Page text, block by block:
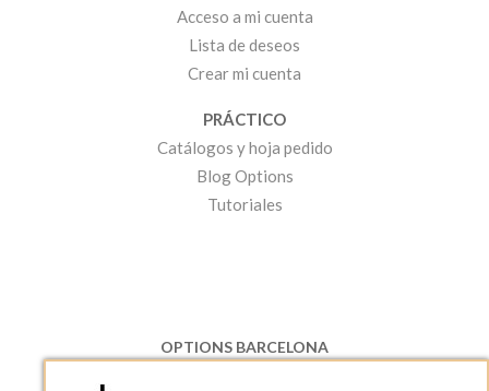
Acceso a mi cuenta
Lista de deseos
Crear mi cuenta
PRÁCTICO
Catálogos y hoja pedido
Blog Options
Tutoriales
OPTIONS BARCELONA